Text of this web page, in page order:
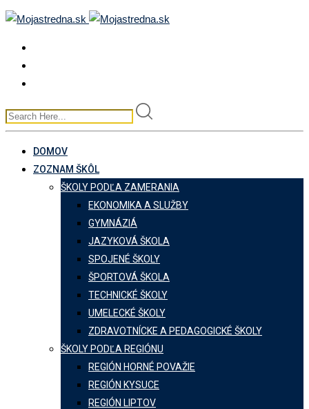
Skip
DOMOV
ZOZNAM ŠKÔL
ŠKOLY PODĽA ZAMERANIA
EKONOMIKA A SLUŽBY
GYMNÁZIÁ
JAZYKOVÁ ŠKOLA
SPOJENÉ ŠKOLY
ŠPORTOVÁ ŠKOLA
TECHNICKÉ ŠKOLY
UMELECKÉ ŠKOLY
ZDRAVOTNÍCKE A PEDAGOGICKÉ ŠKOLY
ŠKOLY PODĽA REGIÓNU
REGIÓN HORNÉ POVAŽIE
REGIÓN KYSUCE
REGIÓN LIPTOV